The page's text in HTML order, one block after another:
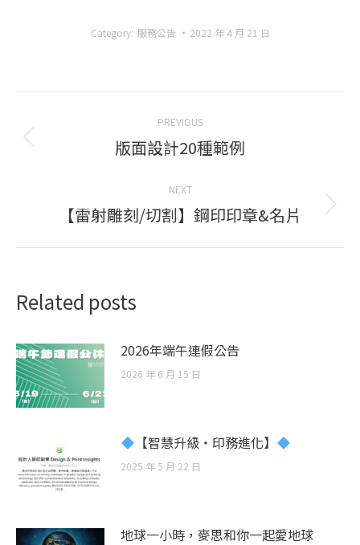
Category: 服務公告 2022 年 4 月 21 日
navigation
PREVIOUS
Previous
版面設計20種範例
NEXT
Next
【雷射雕刻/切割】鋼印印章&名片
Related posts
2026年端午連假公告
2026 年 6 月 15 日
【智慧升級・印務進化】
2025 年 5 月 22 日
地球一小時，麥思和你一起愛地球